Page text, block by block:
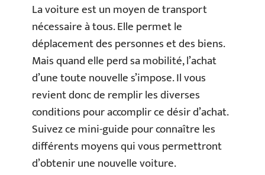
La voiture est un moyen de transport
nécessaire à tous. Elle permet le
déplacement des personnes et des biens.
Mais quand elle perd sa mobilité, l’achat
d’une toute nouvelle s’impose. Il vous
revient donc de remplir les diverses
conditions pour accomplir ce désir d’achat.
Suivez ce mini-guide pour connaître les
différents moyens qui vous permettront
d’obtenir une nouvelle voiture.